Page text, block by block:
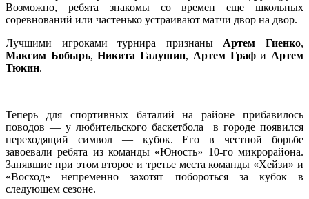
Возможно, ребята знакомы со времен еще школьных
соревнований или частенько устраивают матчи двор на двор.
Лучшими игроками турнира признаны Артем Гиенко,
Максим Бобырь,Никита Галушин, Артем Графи Артем
Тюкин.
Теперь для спортивных баталий на районе прибавилось
поводов — у любительского баскетбола в городе появился
переходящий символ — кубок. Его в честной борьбе
завоевали ребята из команды «Юность» 10-го микрорайона.
Занявшие при этом второе и третье места команды «Хейзи» и
«Восход» непременно захотят побороться за кубок в
следующем сезоне.